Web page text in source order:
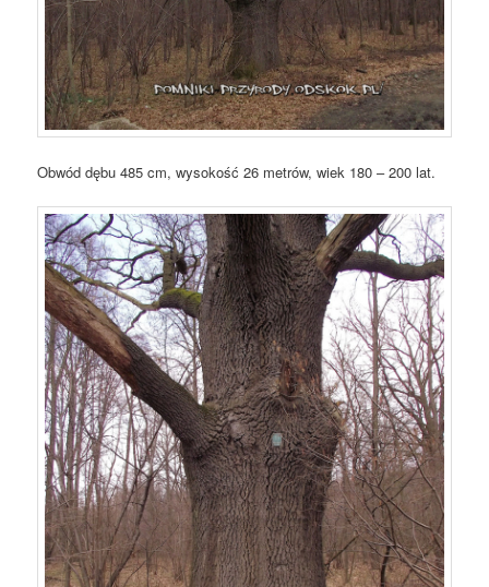
Obwód dębu 485 cm, wysokość 26 metrów, wiek 180 – 200 lat.